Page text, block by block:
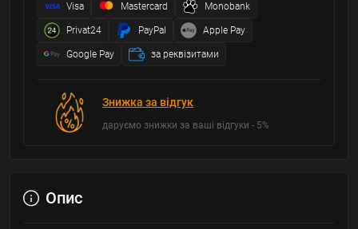
Visa Mastercard Monobank
Privat24 PayPal Apple Pay
Google Pay за реквізитами
Знижка за відгук
даруємо знижки за ваші відгуки - 5%
Опис